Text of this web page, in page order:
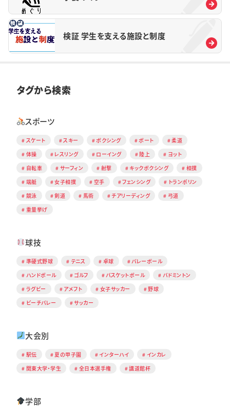
検証 学生を支える施設と制度
タグから検索
スポーツ
スケート スキー ボクシング ボート
柔道
体操
レスリング ローイング 陸上
ヨット
自転車
サーフィン 射撃 キックボクシング
相撲
端艇
女子相撲 空手 フェンシング
トランポリン
競泳
剣道 馬術 チアリーディング
弓道
重量挙げ
球技
準硬式野球 テニス 卓球
バレーボール
ハンドボール
ゴルフ バスケットボール
バドミントン
ラグビー
アメフト 女子サッカー
野球
ビーチバレー
サッカー
大会別
駅伝 夏の甲子園 インターハイ
インカレ
関東大学・学生
全日本選手権 講道館杯
学部